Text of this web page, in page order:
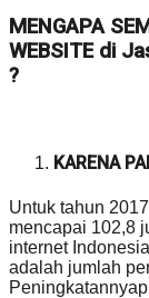
MENGAPA
WEBSITE di
?
KARENA
Untuk tahun
mencapai 102,8
internet
adalah jumlah